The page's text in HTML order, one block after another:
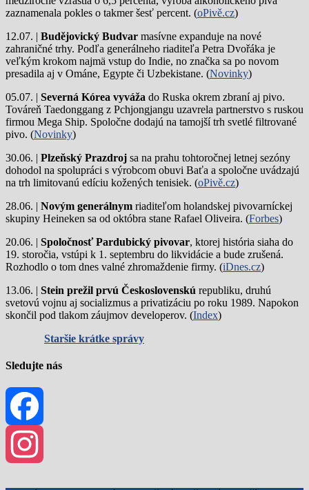
zaznamenala pokles o takmer šesť percent. (oPivě.cz)
12.07. | Budějovický Budvar masívne expanduje na nové
zahraničné trhy. Podľa generálneho riaditeľa Petra Dvořáka je
veľkým krokom najmä vstup do Indie, no značka sa po novom
presadila aj v Ománe, Egypte či Uzbekistane. (Novinky)
05.07. | Severná Kórea vyváža do Ruska okrem zbraní aj pivo.
Továreň Taedonggang z Pchjongjangu uzavrela partnerstvo s ruskou
firmou Mega Ship. Spoločne dodajú na tamojší trh svetlé filtrované
pivo. (Novinky)
30.06. | Plzeňský Prazdroj sa na prahu tohtoročnej letnej sezóny
dohodol na spolupráci s výrobcom obuvi Baťa a spoločne uvádzajú
na trh limitovanú edíciu kožených tenisiek. (oPivě.cz)
28.06. | Novým generálnym riaditeľom holandskej pivovarníckej
skupiny Heineken sa od októbra stane Rafael Oliveira. (Forbes)
20.06. | Spoločnosť Pardubický pivovar, ktorej história siaha do
19. storočia, vstúpi k 1. septembru do likvidácie a bude zrušená.
Rozhodlo o tom dnes valné zhromaždenie firmy. (iDnes.cz)
13.06. | Stein prežil prvú Československú republiku, druhú
svetovú vojnu aj socializmus a privatizáciu po roku 1989. Napokon
skončil pod tlakom záujmov developerov. (Index)
Staršie krátke správy
Sledujte nás
Facebook